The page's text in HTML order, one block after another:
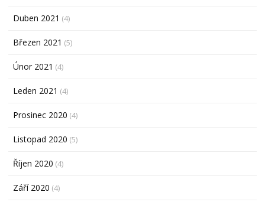
Duben 2021 (4)
Březen 2021 (5)
Únor 2021 (4)
Leden 2021 (4)
Prosinec 2020 (4)
Listopad 2020 (5)
Říjen 2020 (4)
Září 2020 (4)